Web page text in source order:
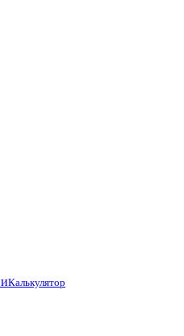
Калькулятор